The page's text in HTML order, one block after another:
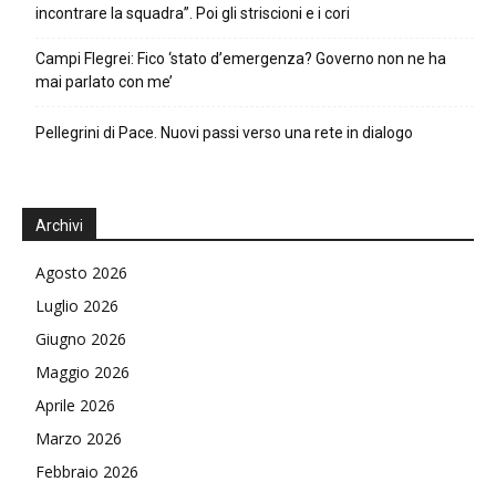
incontrare la squadra”. Poi gli striscioni e i cori
Campi Flegrei: Fico ‘stato d’emergenza? Governo non ne ha
mai parlato con me’
Pellegrini di Pace. Nuovi passi verso una rete in dialogo
Archivi
Agosto 2026
Luglio 2026
Giugno 2026
Maggio 2026
Aprile 2026
Marzo 2026
Febbraio 2026